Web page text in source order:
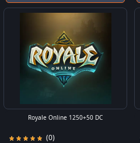
Royale Online 1250+50 DC
(0)